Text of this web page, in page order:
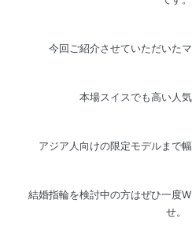
今回ご紹介させていただいた
本場スイスでも高い人
アジア人向けの限定モデルまで
結婚指輪を検討中の方はぜひ一度
せ。